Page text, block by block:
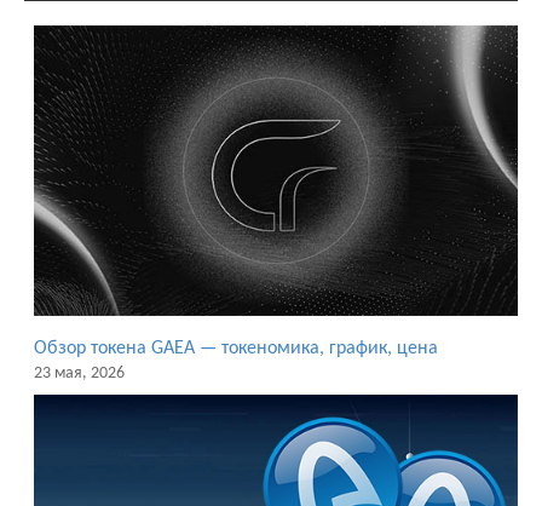
Обзор токена GAEA — токеномика, график, цена
23 мая, 2026